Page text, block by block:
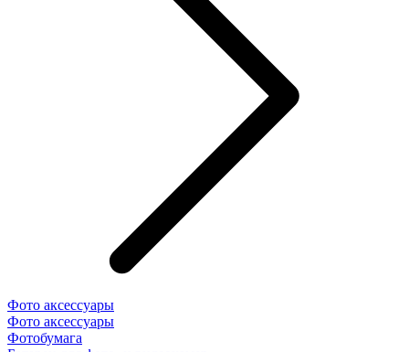
Фото аксессуары
Фото аксессуары
Фотобумага